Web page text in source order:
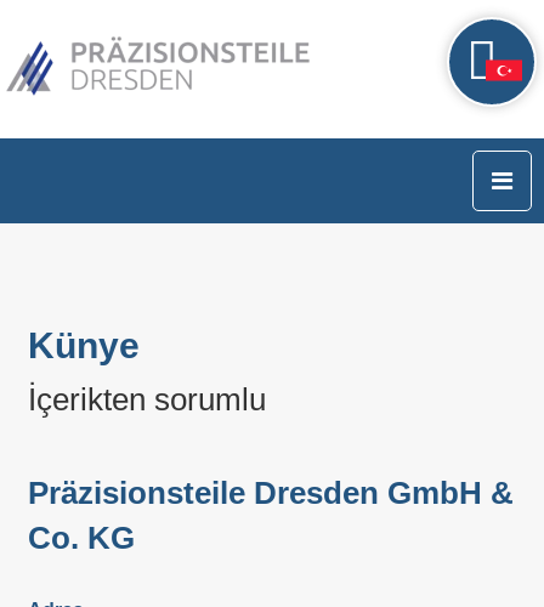
Künye
İçerikten sorumlu
Präzisionsteile Dresden GmbH &
Co. KG